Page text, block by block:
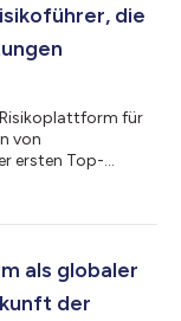
die
für
von
ersten Top-
In den vergangenen
Auswahl an
als globaler
der